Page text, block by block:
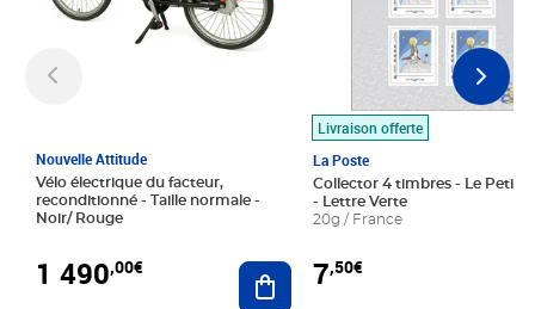
Nouvelle Attitude
Vélo électrique du facteur,
reconditionné - Taille normale -
Noir/ Rouge
1 490,00€ Ajouter au panier
Livraison offerte
La Poste
Collector 4 timbres - Le Petit
- Lettre Verte
20g / France
7,50€